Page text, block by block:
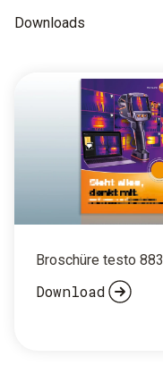
Downloads
Broschüre testo 883
Download